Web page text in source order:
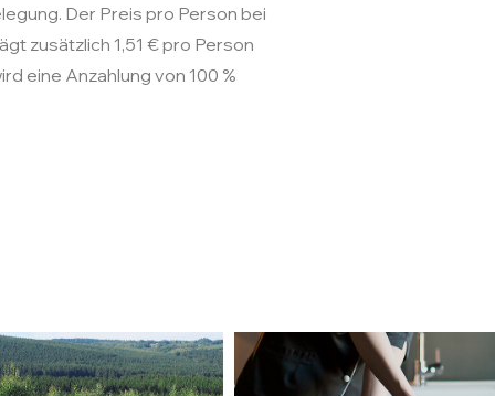
Der Preis pro Person bei
zusätzlich 1,51 € pro Person
eine Anzahlung von 100 %